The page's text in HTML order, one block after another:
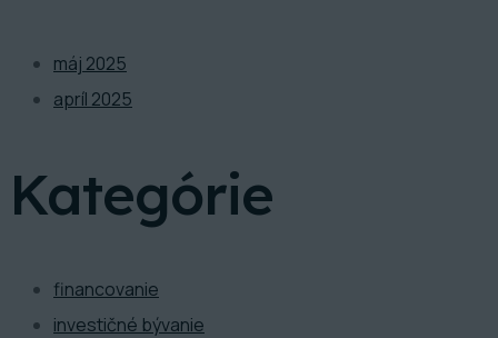
máj 2025
apríl 2025
Kategórie
financovanie
investičné bývanie